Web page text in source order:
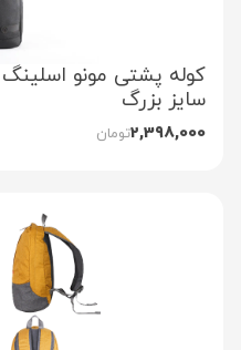
کوله پشتی مونو اسلینگ
سایز بزرگ
2,398,000تومان